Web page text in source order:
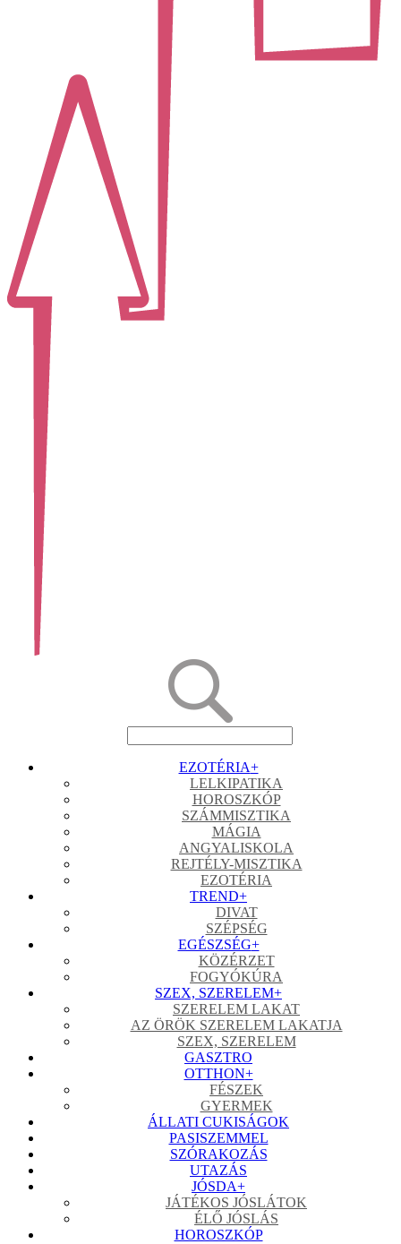
EZOTÉRIA+
LELKIPATIKA
HOROSZKÓP
SZÁMMISZTIKA
MÁGIA
ANGYALISKOLA
REJTÉLY-MISZTIKA
EZOTÉRIA
TREND+
DIVAT
SZÉPSÉG
EGÉSZSÉG+
KÖZÉRZET
FOGYÓKÚRA
SZEX, SZERELEM+
SZERELEM LAKAT
AZ ÖRÖK SZERELEM LAKATJA
SZEX, SZERELEM
GASZTRO
OTTHON+
FÉSZEK
GYERMEK
ÁLLATI CUKISÁGOK
PASISZEMMEL
SZÓRAKOZÁS
UTAZÁS
JÓSDA+
JÁTÉKOS JÓSLÁTOK
ÉLŐ JÓSLÁS
HOROSZKÓP